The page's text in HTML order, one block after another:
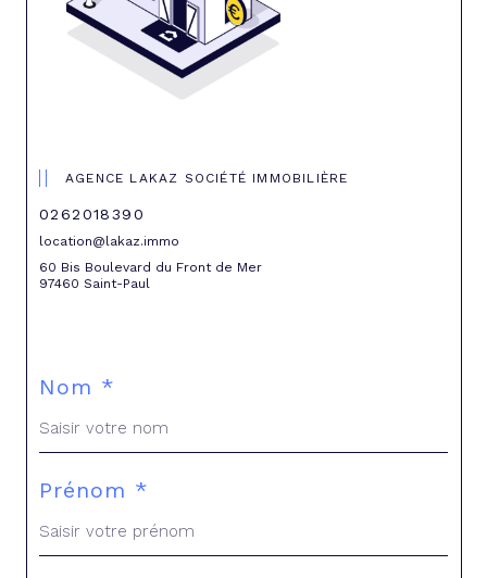
AGENCE LAKAZ SOCIÉTÉ IMMOBILIÈRE
0262018390
location@lakaz.immo
60 Bis Boulevard du Front de Mer
97460 Saint-Paul
Nom *
Prénom *